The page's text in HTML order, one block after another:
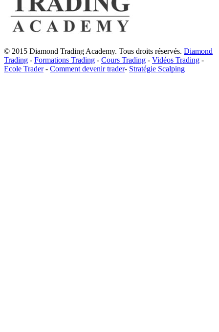
© 2015 Diamond Trading Academy. Tous droits réservés. Diamond
Trading - Formations Trading - Cours Trading - Vidéos Trading -
Ecole Trader- Comment devenir trader- Stratégie Scalping